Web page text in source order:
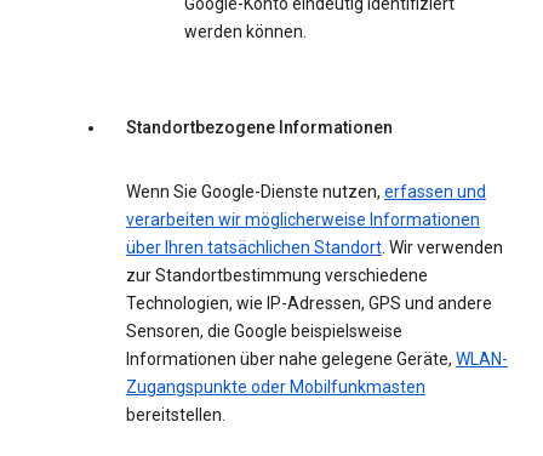
Google-Konto eindeutig identifiziert
werden können.
Standortbezogene Informationen
Wenn Sie Google-Dienste nutzen, erfassen und
verarbeiten wir möglicherweise Informationen
über Ihren tatsächlichen Standort. Wir verwenden
zur Standortbestimmung verschiedene
Technologien, wie IP-Adressen, GPS und andere
Sensoren, die Google beispielsweise
Informationen über nahe gelegene Geräte, WLAN-
Zugangspunkte oder Mobilfunkmasten
bereitstellen.